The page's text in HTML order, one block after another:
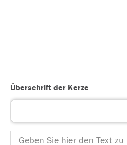
Überschrift der Kerze